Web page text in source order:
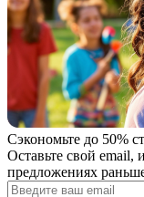
Сэкономьте до 50%
Оставьте свой
предложениях